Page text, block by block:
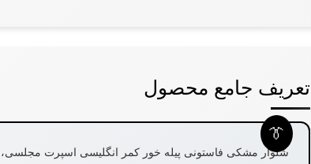
تعریف جامع محصول
شلوار مشکی فاستونی پیله خور کمر انگلیسی اسپرت مجلسی،